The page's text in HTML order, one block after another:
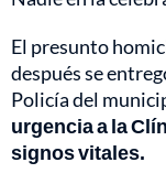
El presunto
después se
Policía del
urgencia a la
signos vitales.